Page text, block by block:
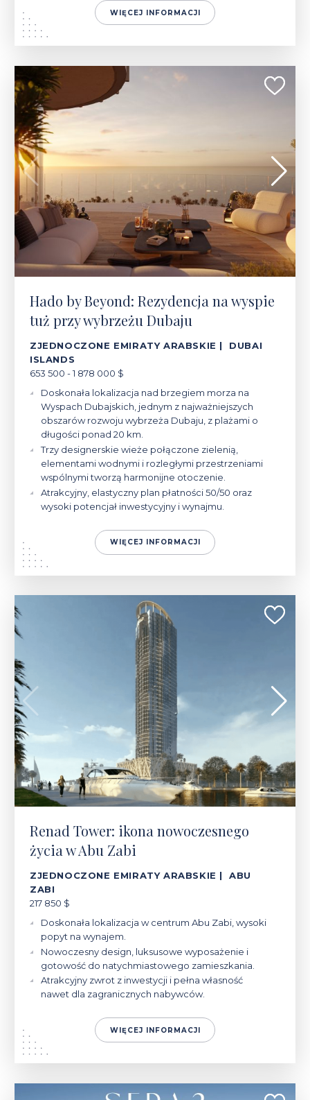
WIĘCEJ INFORMACJI
653 500 - 1 878 000 $
Hado by Beyond: Rezydencja na wyspie
tuż przy wybrzeżu Dubaju
ZJEDNOCZONE EMIRATY ARABSKIE | DUBAI
ISLANDS
653 500 - 1 878 000 $
Doskonała lokalizacja nad brzegiem morza na
Wyspach Dubajskich, jednym z najważniejszych
obszarów rozwoju wybrzeża Dubaju, z plażami o
długości ponad 20 km.
Trzy designerskie wieże połączone zielenią,
elementami wodnymi i rozległymi przestrzeniami
wspólnymi tworzą harmonijne otoczenie.
Atrakcyjny, elastyczny plan płatności 50/50 oraz
wysoki potencjał inwestycyjny i wynajmu.
WIĘCEJ INFORMACJI
217 850 $
Renad Tower: ikona nowoczesnego
życia w Abu Zabi
ZJEDNOCZONE EMIRATY ARABSKIE | ABU
ZABI
217 850 $
Doskonała lokalizacja w centrum Abu Zabi, wysoki
popyt na wynajem.
Nowoczesny design, luksusowe wyposażenie i
gotowość do natychmiastowego zamieszkania.
Atrakcyjny zwrot z inwestycji i pełna własność
nawet dla zagranicznych nabywców.
WIĘCEJ INFORMACJI